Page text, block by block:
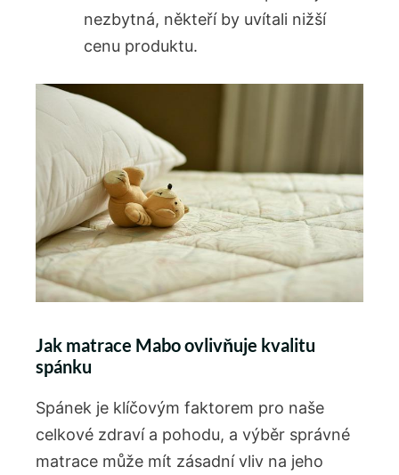
nezbytná, někteří by uvítali nižší
cenu produktu.
Jak matrace Mabo ovlivňuje kvalitu
spánku
Spánek je klíčovým faktorem pro naše
celkové zdraví a pohodu, a výběr správné
matrace může mít zásadní vliv na jeho